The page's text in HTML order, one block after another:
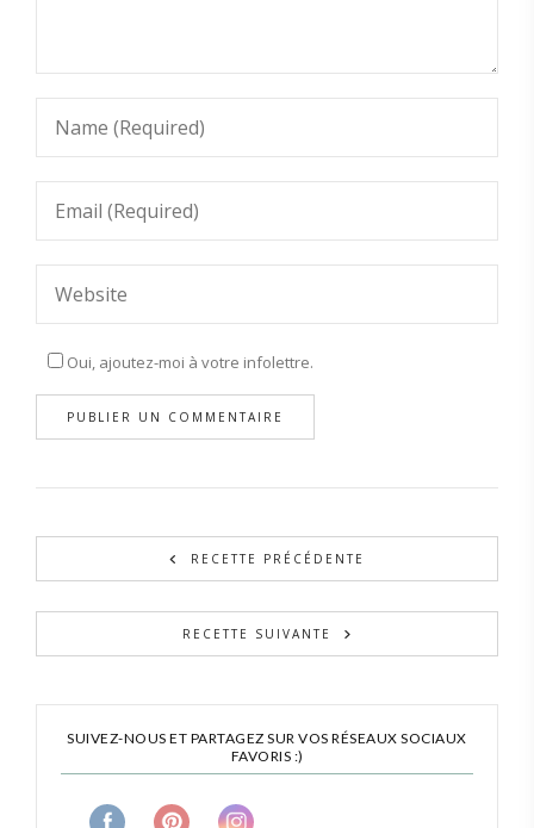
Oui, ajoutez-moi à votre infolettre.
RECETTE PRÉCÉDENTE
RECETTE SUIVANTE
SUIVEZ-NOUS ET PARTAGEZ SUR VOS RÉSEAUX SOCIAUX
FAVORIS :)